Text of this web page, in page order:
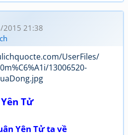
2015 21:38
Yên Tử
Yên Tử ta về